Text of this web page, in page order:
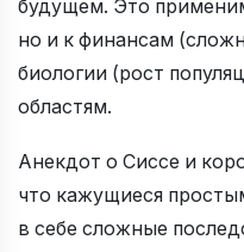
будущем. Это
но и к финансам
биологии (рост
областям.
Анекдот о Сиссе и
что кажущиеся
в себе сложные